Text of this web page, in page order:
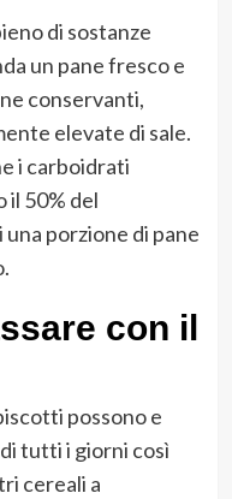
di sostanze
un pane fresco e
conservanti,
elevate di sale.
i carboidrati
il 50% del
porzione di pane
con il
possono e
tutti i giorni così
cereali a